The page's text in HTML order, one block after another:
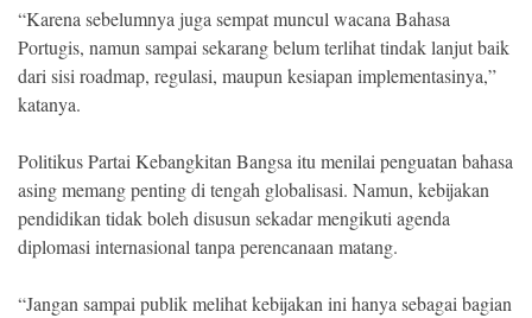
“Karena sebelumnya juga sempat muncul wacana Bahasa
Portugis, namun sampai sekarang belum terlihat tindak lanjut baik
dari sisi roadmap, regulasi, maupun kesiapan implementasinya,”
katanya.
Politikus Partai Kebangkitan Bangsa itu menilai penguatan bahasa
asing memang penting di tengah globalisasi. Namun, kebijakan
pendidikan tidak boleh disusun sekadar mengikuti agenda
diplomasi internasional tanpa perencanaan matang.
“Jangan sampai publik melihat kebijakan ini hanya sebagai bagian